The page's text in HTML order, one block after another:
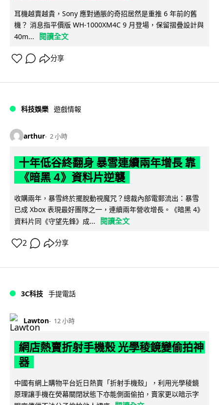
耳機越賣越貴，Sony 應對通脹的奇招居然是重推 6 年前的舊
機？ 消息指平價版 WH-1000XM4C 9 月登場，保留摺疊設計與
40m...
閱讀全文
分享
科技娛樂 遊戲情報
arthur 2 小時
十年低谷終翻身 暴雪連續兩年增長 靠
《暗黑 4》資料片逆襲
收購兩年，暴雪終於擺脫動視魔咒？總裁內部電郵流出：暴雪
已成 Xbox 表現最好團隊之一，連續兩年營收增長。《暗黑 4》
資料片同《守望先鋒》成...
閱讀全文
2 分享
3C科技 手提電話
Lawton 12 小時
網店熱賣折射手機殼 光學稜鏡變偷拍神
器
中國有網上購物平台近日熱賣「折射手機殼」，利用光學稜鏡
原理讓手機在熒幕關閉狀態下亦能側面偷拍，賣家更以暗示字